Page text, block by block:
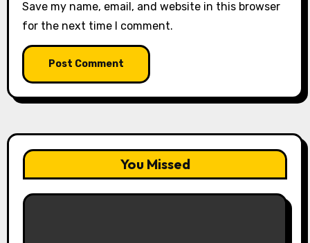
Save my name, email, and website in this browser
for the next time I comment.
You Missed